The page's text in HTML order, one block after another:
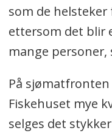
som de
ettersom det blir
mange personer,
På
Fiskehuset mye
selges det